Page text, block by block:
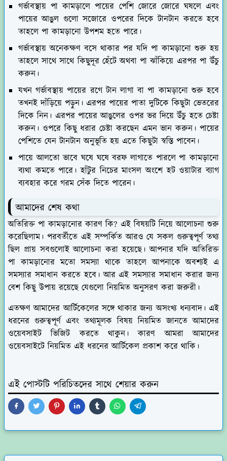
গর্ভাবস্থায় পা কামড়ালে পায়ের পেশি জোরে জোরে ঘষলে এবং
পায়ের আঙুল গুলো সজোরে ওপরের দিকে টানটান করতে হবে
তাহলে পা কামড়ানো উপশম হতে পারে।
গর্ভাবস্থায় অনেকক্ষণ বসে থাকার পর যদি পা কামড়ানো শুরু হয়
তাহলে সাথে সাথে কিছুদূর হেঁটে অথবা পা ঝাঁকিয়ে এরপর পা উঁচু
করুন।
যখন গর্ভাবস্থায় পায়ের রগে টান লাগা বা পা কামড়ানো শুরু হবে
তখনই দাঁড়িয়ে পড়ুন। এরপর পায়ের পাতা দুটিকে কিছুটা ভেতরের
দিকে নিন। এরপর পায়ের আঙুলের ওপর ভর দিয়ে উঁচু হতে চেষ্টা
করুন। ওপরে কিছু ধরার চেষ্টা করছেন এমন ভান করুন। পায়ের
পেশিতে যেন টানটান অনুভূতি হয় এতে কিছুটা স্বস্তি পাবেন।
পায়ে আলতো ভাবে ঘষে ঘষে বরফ লাগাতে পারলে পা কামড়ানো
ব্যথা কমতে পারে। হাঁটুর নিচের মাংসল অংশে হট ওয়াটার ব্যাগ
ব্যবহার করে গরম সেঁক দিতে পারেন।
আমাদের শেষ কথা
অতিরিক্ত পা কামড়ানোর কারণ কি? এই বিষয়টি নিয়ে আলোচনা শুরু
করেছিলাম। পরবর্তীতে এই সম্পর্কিত আরও যে সকল গুরুত্বপূর্ণ তথ্য
ছিল প্রায় সবগুলোই আলোচনা করা হয়েছে। আপনার যদি অতিরিক্ত
পা কামড়ানোর মতো সমস্যা থাকে তাহলে আপনাকে অবশ্যই এ
সমস্যার সমাধান করতে হবে। আর এই সমস্যার সমাধান করার জন্য
বেশ কিছু উপায় রয়েছে যেগুলো নিয়মিত অনুসরণ করা জরুরী।
এতক্ষণ আমাদের আর্টিকেলের সঙ্গে থাকার জন্য অসংখ্য ধন্যবাদ। এই
ধরনের গুরুত্বপূর্ণ এবং তথ্যমূলক বিষয় নিয়মিত জানতে আমাদের
ওয়েবসাইট ভিজিট করতে থাকুন। কারণ আমরা আমাদের
ওয়েবসাইটে নিয়মিত এই ধরনের আর্টিকেল প্রকাশ করে থাকি।
এই পোস্টটি পরিচিতদের সাথে শেয়ার করুন